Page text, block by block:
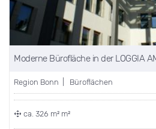
Moderne Bürofläche in der LOGGIA
Region Bonn | Büroflächen
ca. 326 m² m²